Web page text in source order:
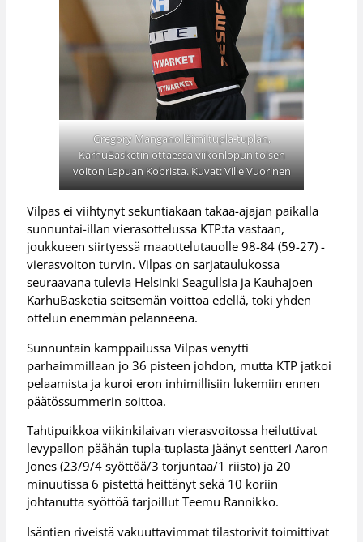
Gregory Mangano läimi tupla-tuplan,
KarhuBasketin ottaessa viikonlopun toisen
voiton Lapuan Kobrista. Kuvat: Ville Vuorinen
Vilpas ei viihtynyt sekuntiakaan takaa-ajajan paikalla
sunnuntai-illan vierasottelussa KTP:ta vastaan,
joukkueen siirtyessä maaottelutauolle 98-84 (59-27) -
vierasvoiton turvin. Vilpas on sarjataulukossa
seuraavana tulevia Helsinki Seagullsia ja Kauhajoen
KarhuBasketia seitsemän voittoa edellä, toki yhden
ottelun enemmän pelanneena.
Sunnuntain kamppailussa Vilpas venytti
parhaimmillaan jo 36 pisteen johdon, mutta KTP jatkoi
pelaamista ja kuroi eron inhimillisiin lukemiin ennen
päätössummerin soittoa.
Tahtipuikkoa viikinkilaivan vierasvoitossa heiluttivat
levypallon päähän tupla-tuplasta jäänyt sentteri Aaron
Jones (23/9/4 syöttöä/3 torjuntaa/1 riisto) ja 20
minuutissa 6 pistettä heittänyt sekä 10 koriin
johtanutta syöttöä tarjoillut Teemu Rannikko.
Isäntien riveistä vakuuttavimmat tilastorivit toimittivat